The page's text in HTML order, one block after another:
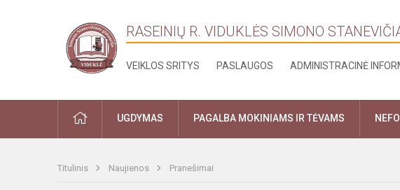
RASEINIŲ R. VIDUKLĖS SIMONO
VEIKLOS SRITYS PASLAUGOS ADMINISTRACINĖ
PRADŽIAUGDYMAS PAGALBA MOKINIAMS IR TĖVAMS
Titulinis Naujienos Pranešimai